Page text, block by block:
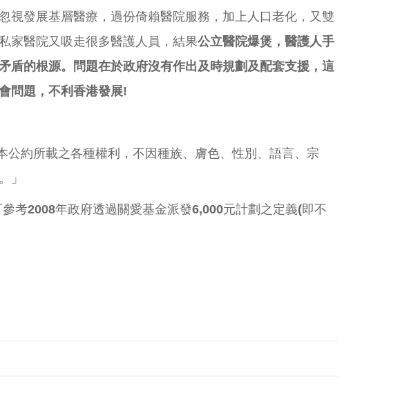
視發展基層醫療，過份倚賴醫院服務，加上人口老化，又雙
家醫院又吸走很多醫護人員，結果公立醫院爆煲，醫護人手
盾的根源。問題在於政府沒有作出及時規劃及配套支援，這
問題，不利香港發展!
公約所載之各種權利，不因種族、膚色、性別、語言、宗
」
參考2008年政府透過關愛基金派發6,000元計劃之定義(即不